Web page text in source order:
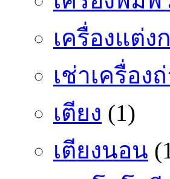
เครื่องแต่ง
เช่าเครื่อง
เตียง (1)
เตียงนอน